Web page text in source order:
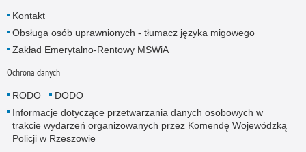
Kontakt
Obsługa osób uprawnionych - tłumacz języka migowego
Zakład Emerytalno-Rentowy MSWiA
Ochrona danych
RODO
DODO
Informacje dotyczące przetwarzania danych osobowych w
trakcie wydarzeń organizowanych przez Komendę Wojewódzką
Policji w Rzeszowie